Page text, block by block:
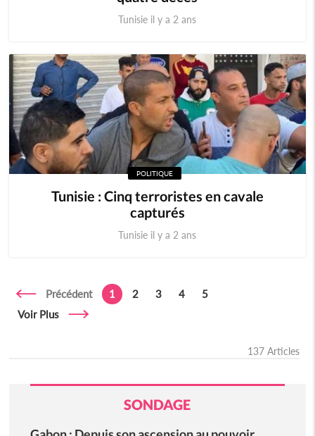
Tunisie il y a 2 ans
POLITIQUE
Tunisie : Cinq terroristes en cavale
capturés
Tunisie il y a 2 ans
Précédent 1 2 3 4
5
Voir Plus
137 Articles
SONDAGE